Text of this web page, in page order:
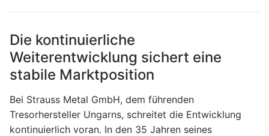
Die kontinuierliche
Weiterentwicklung sichert eine
stabile Marktposition
Bei Strauss Metal GmbH, dem führenden
Tresorhersteller Ungarns, schreitet die Entwicklung
kontinuierlich voran. In den 35 Jahren seines